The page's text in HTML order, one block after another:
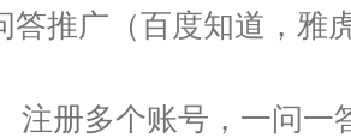
广（百度知道，雅虎
账号，一问一答，